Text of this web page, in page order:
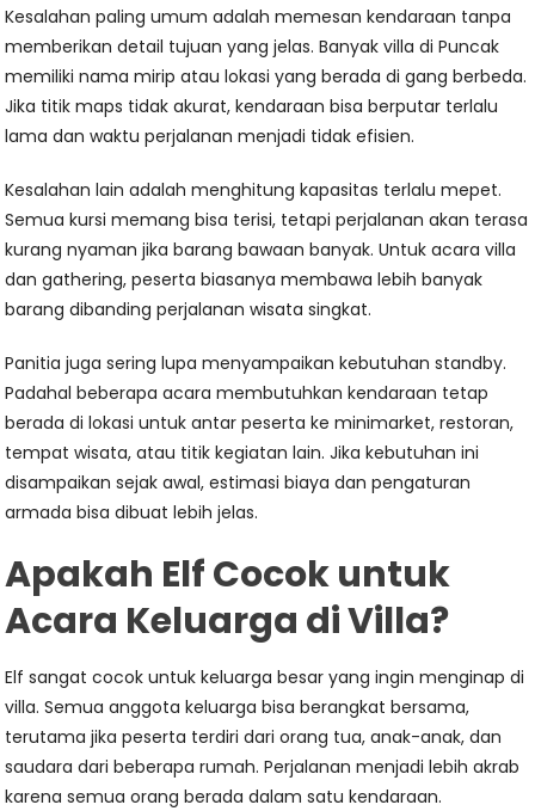
Kesalahan paling umum adalah memesan kendaraan tanpa
memberikan detail tujuan yang jelas. Banyak villa di Puncak
memiliki nama mirip atau lokasi yang berada di gang berbeda.
Jika titik maps tidak akurat, kendaraan bisa berputar terlalu
lama dan waktu perjalanan menjadi tidak efisien.
Kesalahan lain adalah menghitung kapasitas terlalu mepet.
Semua kursi memang bisa terisi, tetapi perjalanan akan terasa
kurang nyaman jika barang bawaan banyak. Untuk acara villa
dan gathering, peserta biasanya membawa lebih banyak
barang dibanding perjalanan wisata singkat.
Panitia juga sering lupa menyampaikan kebutuhan standby.
Padahal beberapa acara membutuhkan kendaraan tetap
berada di lokasi untuk antar peserta ke minimarket, restoran,
tempat wisata, atau titik kegiatan lain. Jika kebutuhan ini
disampaikan sejak awal, estimasi biaya dan pengaturan
armada bisa dibuat lebih jelas.
Apakah Elf Cocok untuk
Acara Keluarga di Villa?
Elf sangat cocok untuk keluarga besar yang ingin menginap di
villa. Semua anggota keluarga bisa berangkat bersama,
terutama jika peserta terdiri dari orang tua, anak-anak, dan
saudara dari beberapa rumah. Perjalanan menjadi lebih akrab
karena semua orang berada dalam satu kendaraan.